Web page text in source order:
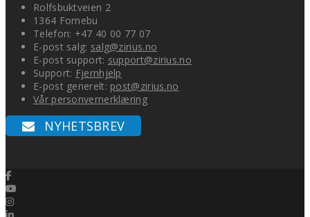
Send forespørsel til forhandler
Rolfsbuktveien 2
1364 Fornebu
Telefon: +47 40 00 77 07
E-post salg: salg@zirius.no
E-post support: support@zirius.no
Support: Fjernhjelp
E-post generelt: post@zirius.no
Vår personvernerklæring
NYHETSBREV